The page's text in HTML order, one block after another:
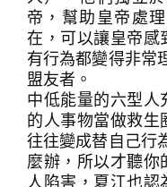
帝，幫助皇帝處
在，可以讓皇帝感
有行為都變得非常
盟友者。
中低能量的六型人
的人事物當做救生
往往變成替自己行
麼辦，所以才聽你
人陷害，夏江也認